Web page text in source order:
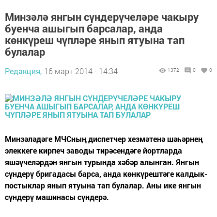
Минзәлә янгын сүндерүчеләре чакыру
буенча ашыгып барсалар, анда
көнкүреш чүпләре янып ятуына тап
булалар
Редакция, 16 март 2014 - 14:34 1372 0 0
Минзәләдәге МЧСның диспетчер хезмәтенә шәһәрнең
элеккеге кирпеч заводы тирәсендәге йортларда
яшәүчеләрдән янгын турында хәбәр алынган. Янгын
сүндерү бригадасы барса, анда көнкүрештәге калдык-
постыклар янып ятуына тап булалар. Аны ике янгын
сүндерү машинасы сүндерә.